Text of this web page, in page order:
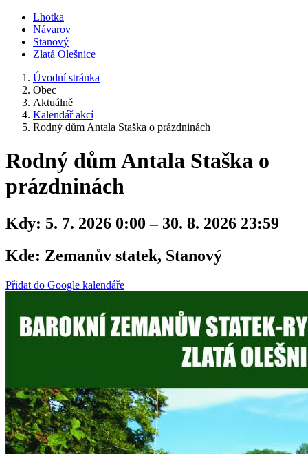
Lhotka
Návarov
Stanový
Zlatá Olešnice
Úvodní stránka
Obec
Aktuálně
Kalendář akcí
Rodný dům Antala Staška o prázdninách
Rodný dům Antala Staška o
prázdninách
Kdy: 5. 7. 2026 0:00 – 30. 8. 2026 23:59
Kde: Zemanův statek, Stanový
Přidat do Google kalendáře